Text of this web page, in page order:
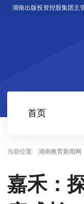
湖南出版投资控股集团主
首页
当前位置: 湖南教育新闻网
嘉禾：